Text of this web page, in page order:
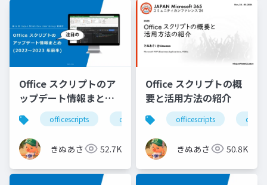
Office スクリプトのア
ップデート情報まとめ
(2022～2023 年前半)
officescripts officeスクリプト m365dev
きぬあさ 52.7K
Office スクリプトの概
要と活用方法の紹介
officescripts office
きぬあさ 50.8K